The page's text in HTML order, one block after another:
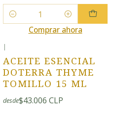
Cantidad
Comprar ahora
|
ACEITE ESENCIAL
DOTERRA THYME
TOMILLO 15 ML
desde$43.006 CLP